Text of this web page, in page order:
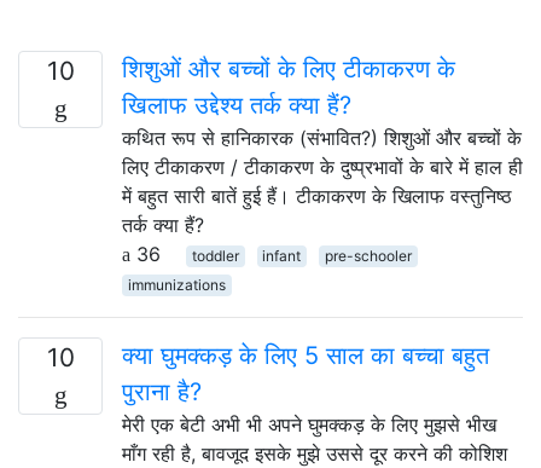
10
शिशुओं और बच्चों के लिए टीकाकरण के
खिलाफ उद्देश्य तर्क क्या हैं?
कथित रूप से हानिकारक (संभावित?) शिशुओं और बच्चों के
लिए टीकाकरण / टीकाकरण के दुष्प्रभावों के बारे में हाल ही
में बहुत सारी बातें हुई हैं। टीकाकरण के खिलाफ वस्तुनिष्ठ
तर्क क्या हैं?
36
toddler infant
pre-schooler
immunizations
10
क्या घुमक्कड़ के लिए 5 साल का बच्चा बहुत
पुराना है?
मेरी एक बेटी अभी भी अपने घुमक्कड़ के लिए मुझसे भीख
माँग रही है, बावजूद इसके मुझे उससे दूर करने की कोशिश